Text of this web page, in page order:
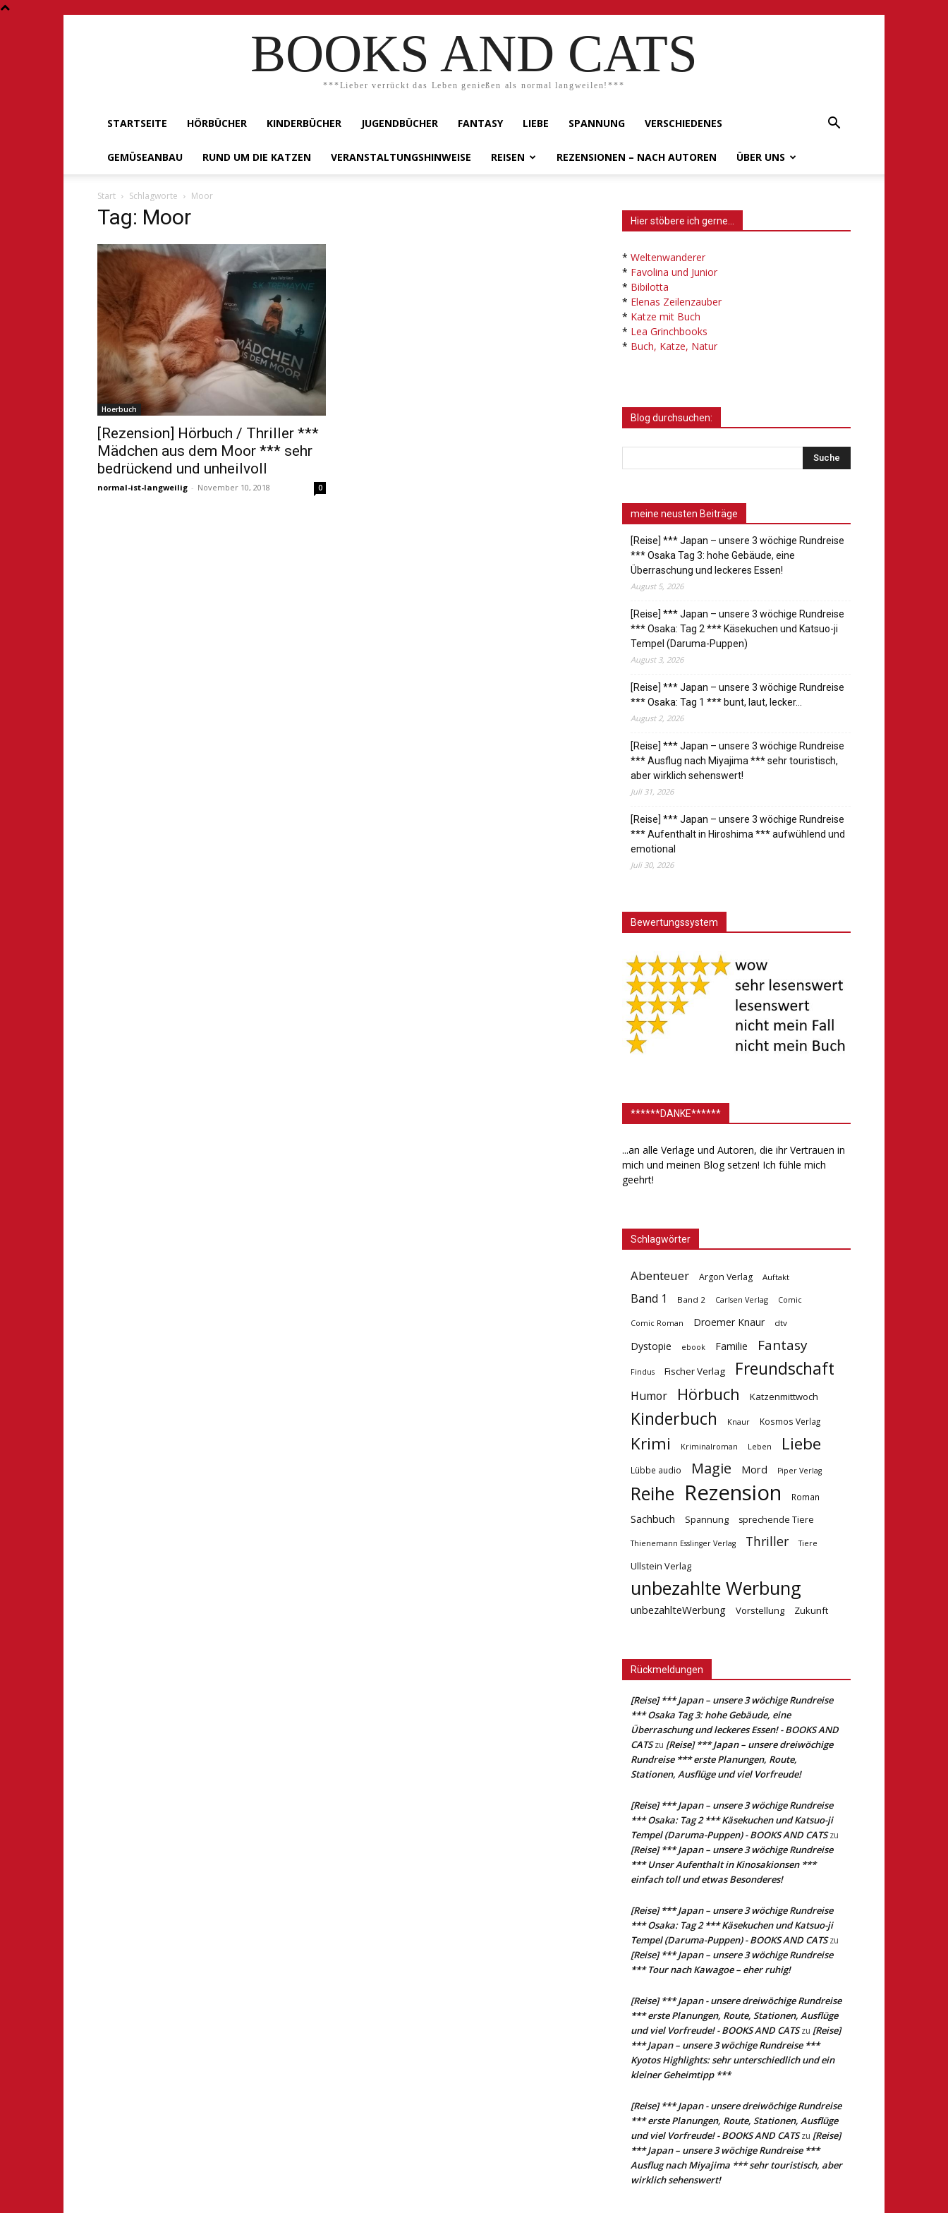
BOOKS AND CATS
***Lieber verrückt das Leben genießen als normal langweilen!***
STARTSEITE HÖRBÜCHER KINDERBÜCHER JUGENDBÜCHER FANTASY LIEBE SPANNUNG VERSCHIEDENES
GEMÜSEANBAU RUND UM DIE KATZEN VERANSTALTUNGSHINWEISE REISEN REZENSIONEN – NACH AUTOREN ÜBER UNS
Start Schlagworte Moor
Tag: Moor
Hoerbuch
[Rezension] Hörbuch / Thriller ***
Mädchen aus dem Moor *** sehr
bedrückend und unheilvoll
normal-ist-langweilig - November 10, 2018 0
Hier stöbere ich gerne…
* Weltenwanderer
* Favolina und Junior
* Bibilotta
* Elenas Zeilenzauber
* Katze mit Buch
* Lea Grinchbooks
* Buch, Katze, Natur
Blog durchsuchen:
meine neusten Beiträge
[Reise] *** Japan – unsere 3 wöchige Rundreise
*** Osaka Tag 3: hohe Gebäude, eine
Überraschung und leckeres Essen!
August 5, 2026
[Reise] *** Japan – unsere 3 wöchige Rundreise
*** Osaka: Tag 2 *** Käsekuchen und Katsuo-ji
Tempel (Daruma-Puppen)
August 3, 2026
[Reise] *** Japan – unsere 3 wöchige Rundreise
*** Osaka: Tag 1 *** bunt, laut, lecker…
August 2, 2026
[Reise] *** Japan – unsere 3 wöchige Rundreise
*** Ausflug nach Miyajima *** sehr touristisch,
aber wirklich sehenswert!
Juli 31, 2026
[Reise] *** Japan – unsere 3 wöchige Rundreise
*** Aufenthalt in Hiroshima *** aufwühlend und
emotional
Juli 30, 2026
Bewertungssystem
******DANKE******
...an alle Verlage und Autoren, die ihr Vertrauen in
mich und meinen Blog setzen! Ich fühle mich
geehrt!
Schlagwörter
Abenteuer Argon Verlag Auftakt
Band 1 Band 2 Carlsen Verlag Comic
Comic Roman Droemer Knaur dtv
Dystopie ebook Familie Fantasy
Findus Fischer Verlag Freundschaft
Humor Hörbuch Katzenmittwoch
Kinderbuch Knaur Kosmos Verlag
Krimi Kriminalroman Leben Liebe
Lübbe audio Magie Mord Piper Verlag
Reihe Rezension Roman
Sachbuch Spannung sprechende Tiere
Thienemann Esslinger Verlag Thriller Tiere
Ullstein Verlag
unbezahlte Werbung
unbezahlteWerbung Vorstellung Zukunft
Rückmeldungen
[Reise] *** Japan – unsere 3 wöchige Rundreise
*** Osaka Tag 3: hohe Gebäude, eine
Überraschung und leckeres Essen! - BOOKS AND
CATSzu [Reise] *** Japan – unsere dreiwöchige
Rundreise *** erste Planungen, Route,
Stationen, Ausflüge und viel Vorfreude!
[Reise] *** Japan – unsere 3 wöchige Rundreise
*** Osaka: Tag 2 *** Käsekuchen und Katsuo-ji
Tempel (Daruma-Puppen) - BOOKS AND CATSzu
[Reise] *** Japan – unsere 3 wöchige Rundreise
*** Unser Aufenthalt in Kinosakionsen ***
einfach toll und etwas Besonderes!
[Reise] *** Japan – unsere 3 wöchige Rundreise
*** Osaka: Tag 2 *** Käsekuchen und Katsuo-ji
Tempel (Daruma-Puppen) - BOOKS AND CATSzu
[Reise] *** Japan – unsere 3 wöchige Rundreise
*** Tour nach Kawagoe – eher ruhig!
[Reise] *** Japan - unsere dreiwöchige Rundreise
*** erste Planungen, Route, Stationen, Ausflüge
und viel Vorfreude! - BOOKS AND CATSzu [Reise]
*** Japan – unsere 3 wöchige Rundreise ***
Kyotos Highlights: sehr unterschiedlich und ein
kleiner Geheimtipp ***
[Reise] *** Japan - unsere dreiwöchige Rundreise
*** erste Planungen, Route, Stationen, Ausflüge
und viel Vorfreude! - BOOKS AND CATSzu [Reise]
*** Japan – unsere 3 wöchige Rundreise ***
Ausflug nach Miyajima *** sehr touristisch, aber
wirklich sehenswert!